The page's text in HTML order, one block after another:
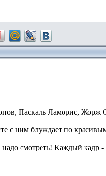
Паскаль Ламорис, Жорж
с ним блуждает по
смотреть! Каждый кадр -